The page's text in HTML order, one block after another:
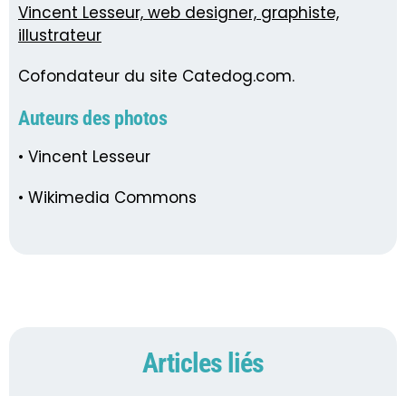
Vincent Lesseur, web designer, graphiste,
illustrateur
Cofondateur du site Catedog.com.
Auteurs des photos
• Vincent Lesseur
• Wikimedia Commons
Articles liés